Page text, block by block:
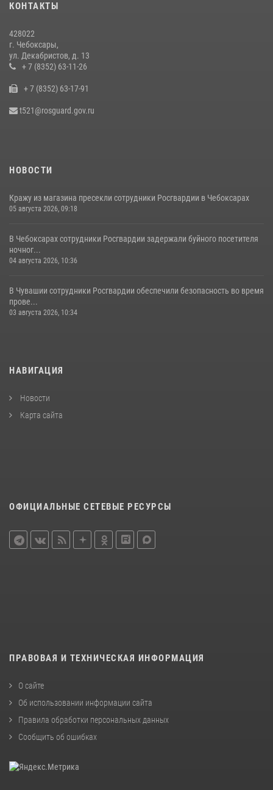
21 июля 2026, 09:15
В преддверии Дня святого князя Владимира в Управлении
Росгвардии по Чувашской Республике – Чувашии состоялась
встреча с священнослужителем
Республике напоминает о правилах обращения с оружием
КОНТАКТЫ
428022
г. Чебоксары,
ул. Декабристов, д. 13
+ 7 (8352) 63-11-26
+ 7 (8352) 63-17-91
t521@rosguard.gov.ru
НОВОСТИ
Кражу из магазина пресекли сотрудники Росгвардии в Чебоксарах
05 августа 2026, 09:18
В Чебоксарах сотрудники Росгвардии задержали буйного посетителя
ночног...
04 августа 2026, 10:36
В Чувашии сотрудники Росгвардии обеспечили безопасность во время
прове...
03 августа 2026, 10:34
НАВИГАЦИЯ
Новости
Карта сайта
ОФИЦИАЛЬНЫЕ СЕТЕВЫЕ РЕСУРСЫ
ПРАВОВАЯ И ТЕХНИЧЕСКАЯ ИНФОРМАЦИЯ
О сайте
Об использовании информации сайта
Правила обработки персональных данных
Сообщить об ошибках